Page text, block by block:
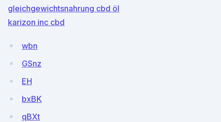
gleichgewichtsnahrung cbd öl
karizon inc cbd
wbn
GSnz
EH
bxBK
qBXt